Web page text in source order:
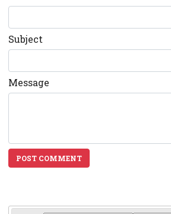
Subject
Message
POST COMMENT